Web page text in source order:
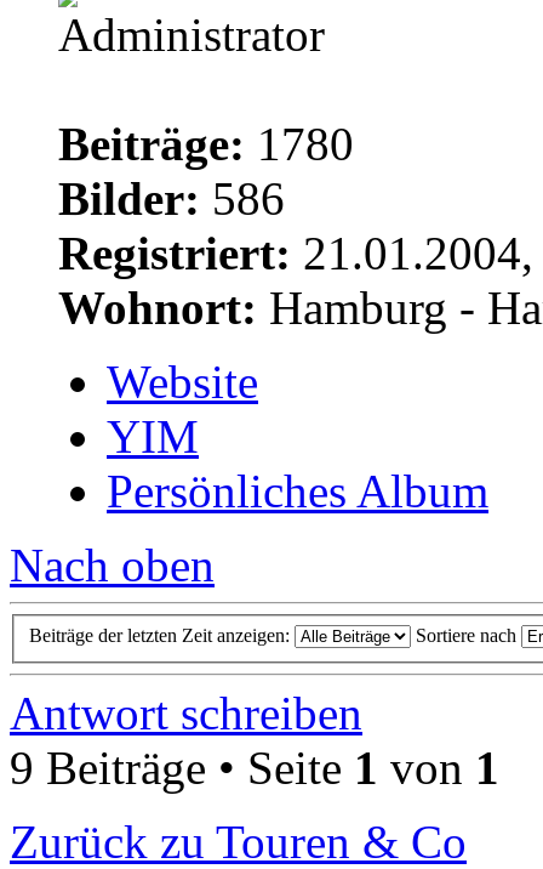
Beiträge: 1780
Bilder: 586
Registriert:
Wohnort: Hamburg -
Website
YIM
Persönliches Album
Nach oben
Beiträge der letzten Zeit anzeigen: Sortiere nach
Antwort schreiben
9 Beiträge • Seite 1 von 1
Zurück zu Touren & Co